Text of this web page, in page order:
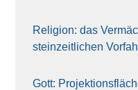
Reli­gi­on: das
stein­zeit­li­chen
Gott: